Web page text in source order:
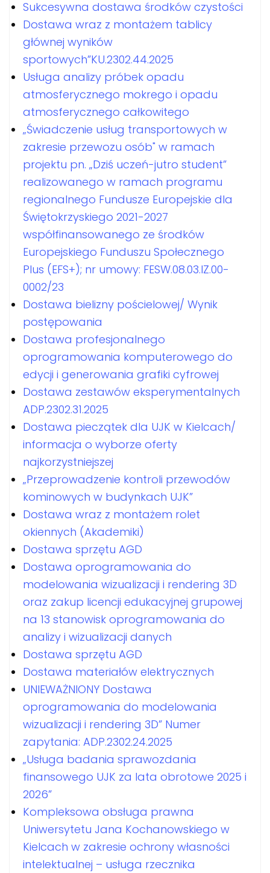
Sukcesywna dostawa środków czystości
Dostawa wraz z montażem tablicy
głównej wyników
sportowych”KU.2302.44.2025
Usługa analizy próbek opadu
atmosferycznego mokrego i opadu
atmosferycznego całkowitego
„Świadczenie usług transportowych w
zakresie przewozu osób" w ramach
projektu pn. „Dziś uczeń-jutro student”
realizowanego w ramach programu
regionalnego Fundusze Europejskie dla
Świętokrzyskiego 2021-2027
współfinansowanego ze środków
Europejskiego Funduszu Społecznego
Plus (EFS+); nr umowy: FESW.08.03.IZ.00-
0002/23
Dostawa bielizny pościelowej/ Wynik
postępowania
Dostawa profesjonalnego
oprogramowania komputerowego do
edycji i generowania grafiki cyfrowej
Dostawa zestawów eksperymentalnych
ADP.2302.31.2025
Dostawa pieczątek dla UJK w Kielcach/
informacja o wyborze oferty
najkorzystniejszej
„Przeprowadzenie kontroli przewodów
kominowych w budynkach UJK”
Dostawa wraz z montażem rolet
okiennych (Akademiki)
Dostawa sprzętu AGD
Dostawa oprogramowania do
modelowania wizualizacji i rendering 3D
oraz zakup licencji edukacyjnej grupowej
na 13 stanowisk oprogramowania do
analizy i wizualizacji danych
Dostawa sprzętu AGD
Dostawa materiałów elektrycznych
UNIEWAŻNIONY Dostawa
oprogramowania do modelowania
wizualizacji i rendering 3D” Numer
zapytania: ADP.2302.24.2025
„Usługa badania sprawozdania
finansowego UJK za lata obrotowe 2025 i
2026”
Kompleksowa obsługa prawna
Uniwersytetu Jana Kochanowskiego w
Kielcach w zakresie ochrony własności
intelektualnej – usługa rzecznika